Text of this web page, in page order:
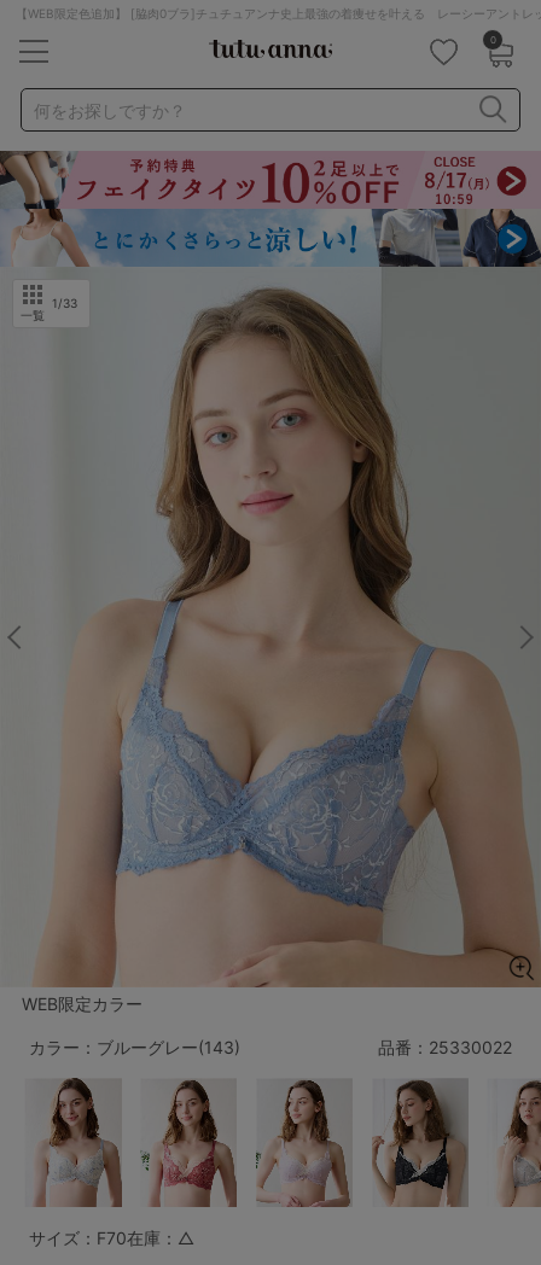
【WEB限定色追加】 [脇肉0ブラ]チュチュアンナ史上最強の着痩せを叶える レーシーアントレ
0
何をお探しですか？
ナイトブラ ノンワイヤー 特盛ブラ
チューブトップ
折り畳み
パジャマ ストッキング
キャミソール
ルームウェア
アームカバー
下着
ライフスタイル
キッズ
マタニティ ギフトラッピング
サイズからブラを探す
A65 A70 A75
B70 B75 B80
C85
D80 D85
E65 E70 E80 E85
F65 F70 F75
G65 G75
H70 H75
L LL
すべてのサイズを表示する
～999円 1,000～1,999円
2,000～2,999円 3,000～3,999円
4,000円～
WEB限定カラー
一覧
1/33
品番： 25330022
カラー：ブルーグレー(143)
サイズ：F70在庫：△